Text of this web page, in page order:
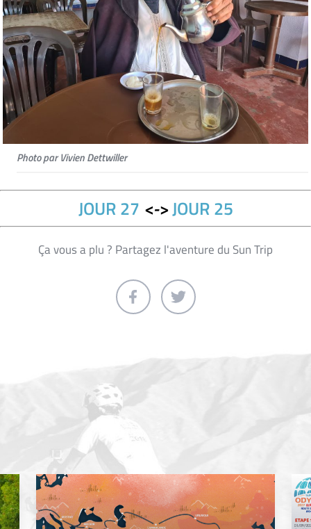
Photo par Vivien Dettwiller
JOUR 27 <->JOUR 25
Ça vous a plu ? Partagez l'aventure du Sun Trip